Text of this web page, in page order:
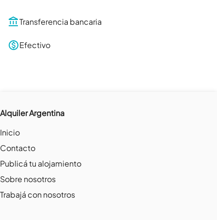
Transferencia bancaria
Efectivo
Alquiler Argentina
Inicio
Contacto
Publicá tu alojamiento
Sobre nosotros
Trabajá con nosotros